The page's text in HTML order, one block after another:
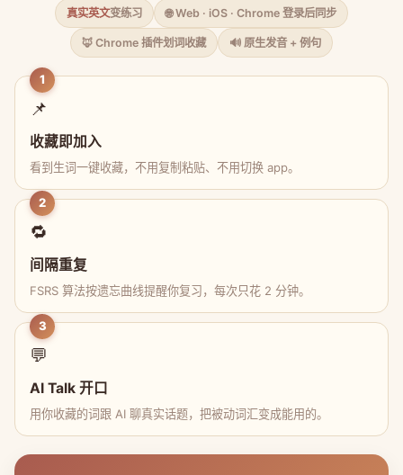
真实英文变练习 🌐 Web · iOS · Chrome 登录后同步
🦊 Chrome 插件划词收藏 🔊 原生发音 + 例句
1
📌
收藏即加入
看到生词一键收藏，不用复制粘贴、不用切换 app。
2
🔁
间隔重复
FSRS 算法按遗忘曲线提醒你复习，每次只花 2 分钟。
3
💬
AI Talk 开口
用你收藏的词跟 AI 聊真实话题，把被动词汇变成能用的。